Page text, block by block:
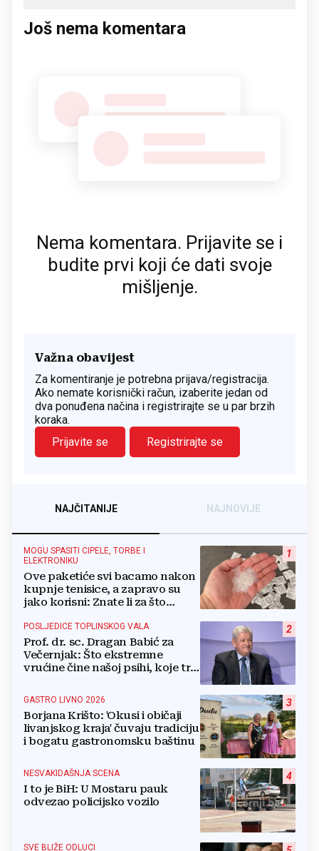
Još nema komentara
Nema komentara. Prijavite se i
budite prvi koji će dati svoje
mišljenje.
Važna obavijest
Za komentiranje je potrebna prijava/registracija.
Ako nemate korisnički račun, izaberite jedan od
dva ponuđena načina i registrirajte se u par brzih
koraka.
Prijavite se
Registrirajte se
NAJČITANIJE NAJNOVIJE
1
MOGU SPASITI CIPELE, TORBE I
ELEKTRONIKU
Ove paketiće svi bacamo nakon
kupnje tenisice, a zapravo su
jako korisni: Znate li za što
2
POSLJEDICE TOPLINSKOG VALA
Prof. dr. sc. Dragan Babić za
Večernjak: Što ekstremne
vrućine čine našoj psihi, koje tri
boriti...
3
GASTRO LIVNO 2026
Borjana Krišto: 'Okusi i običaji
livanjskog kraja' čuvaju tradiciju
i bogatu gastronomsku baštinu
4
NESVAKIDAŠNJA SCENA
I to je BiH: U Mostaru pauk
odvezao policijsko vozilo
SVE BLIŽE ODLUCI